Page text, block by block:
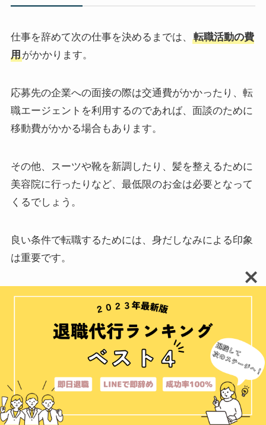
仕事を辞めて次の仕事を決めるまでは、
転職活動の費
用がかかります。
応募先の企業への面接の際は交通費がかかったり、転
職エージェントを利用するのであれば、面談のために
移動費がかかる場合もあります。
その他、スーツや靴を新調したり、髪を整えるために
美容院に行ったりなど、最低限のお金は必要となって
くるでしょう。
良い条件で転職するためには、身だしなみによる印象
は重要です。
お金がないからと手を抜かないよう
にするためにも、転職活動の費用を
考慮しておきましょう。
貯金ないけど仕事辞めた人の口コミ＆実体